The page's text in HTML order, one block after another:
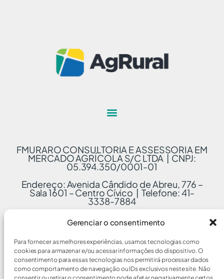
Gerenciar o consentimento
Para fornecer as melhores experiências, usamos tecnologias como
cookies para armazenar e/ou acessar informações do dispositivo. O
consentimento para essas tecnologias nos permitirá processar dados
como comportamento de navegação ou IDs exclusivos neste site. Não
FMURARO CONSULTORIA E ASSESSORIA EM
MERCADO AGRÍCOLA S/C LTDA | CNPJ:
05.394.350/0001-01
Endereço: Avenida Cândido de Abreu, 776 –
Sala 1601 – Centro Cívico | Telefone: 41-
3338-7884